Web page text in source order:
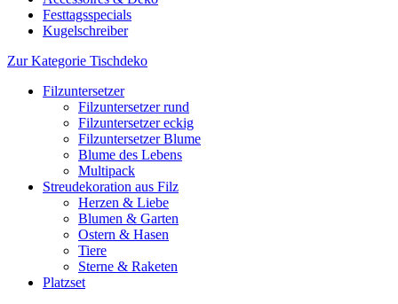
Festtagsspecials
Kugelschreiber
Zur Kategorie Tischdeko
Filzuntersetzer
Filzuntersetzer rund
Filzuntersetzer eckig
Filzuntersetzer Blume
Blume des Lebens
Multipack
Streudekoration aus Filz
Herzen & Liebe
Blumen & Garten
Ostern & Hasen
Tiere
Sterne & Raketen
Platzset